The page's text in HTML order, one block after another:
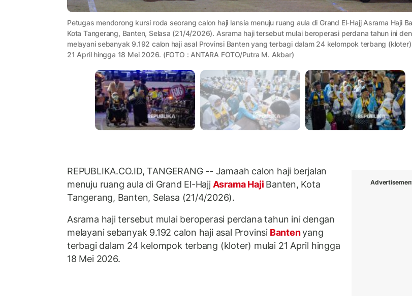
Petugas mendorong kursi roda seorang calon haji lansia menuju ruang aula di Grand El-Hajj Asrama Haji
Kota Tangerang, Banten, Selasa (21/4/2026). Asrama haji tersebut mulai beroperasi perdana tahun ini
melayani sebanyak 9.192 calon haji asal Provinsi Banten yang terbagi dalam 24 kelompok terbang
21 April hingga 18 Mei 2026. (FOTO : ANTARA FOTO/Putra M. Akbar)
REPUBLIKA.CO.ID, TANGERANG -- Jamaah calon haji berjalan
menuju ruang aula di Grand El-HajjAsrama Haji Banten, Kota
Tangerang, Banten, Selasa (21/4/2026).
Asrama haji tersebut mulai beroperasi perdana tahun ini dengan
melayani sebanyak 9.192 calon haji asal ProvinsiBantenyang
terbagi dalam 24 kelompok terbang (kloter) mulai 21 April hingga
18 Mei 2026.